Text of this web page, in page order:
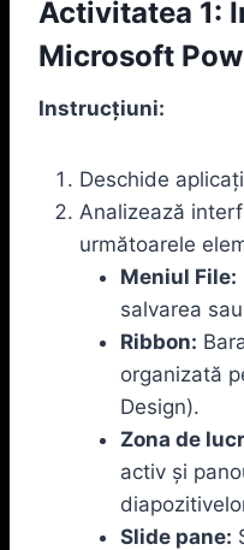
Activitatea 1:
Microsoft
Instrucțiuni:
Deschide
Analizează
următoarele
Meniul File:
salvarea
Ribbon:
organizată
Design).
Zona de
activ și
Slide pane: